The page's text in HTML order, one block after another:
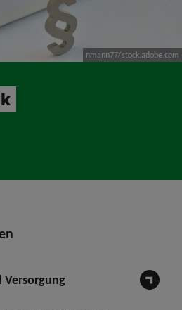
nmann77/stock.adobe.com
Versorgung